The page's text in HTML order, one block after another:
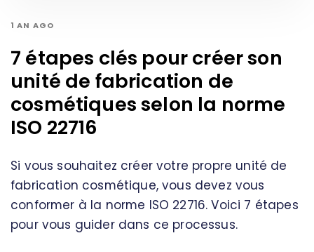
1 AN AGO
7 étapes clés pour créer son
unité de fabrication de
cosmétiques selon la norme
ISO 22716
Si vous souhaitez créer votre propre unité de
fabrication cosmétique, vous devez vous
conformer à la norme ISO 22716. Voici 7 étapes
pour vous guider dans ce processus.